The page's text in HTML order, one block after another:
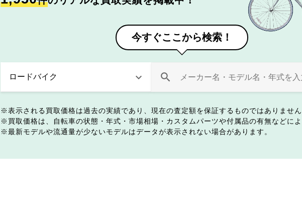
今すぐここから検索！
表示される買取価格は過去の実績であり、現在の査定額を保証するものではありません
買取価格は、自転車の状態・年式・市場相場・カスタムパーツや付属品の有無などによ
最新モデルや流通量が少ないモデルはデータが表示されない場合があります。